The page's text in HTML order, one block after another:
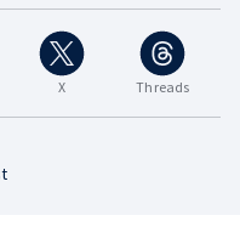
X Threads